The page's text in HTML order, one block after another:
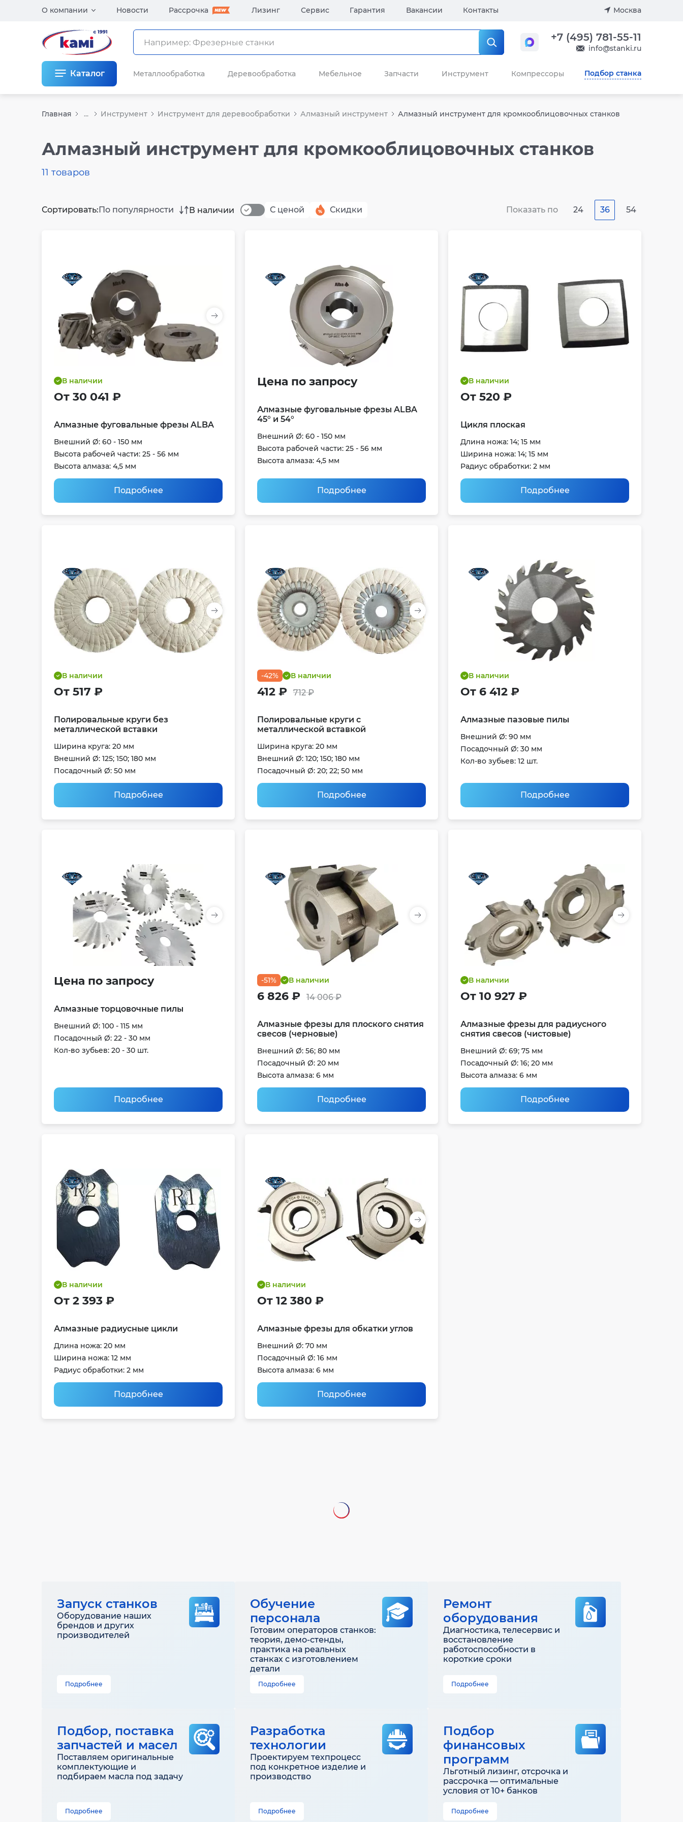
О компании Новости Рассрочка Лизинг Сервис Гарантия Вакансии Контакты Москва
+7 (495) 781-55-11
info@stanki.ru
Каталог Металлообработка Деревообработка Мебельное Запчасти Инструмент Компрессоры Подбор станка
Главная ... Инструмент Инструмент для деревообработки Алмазный инструмент Алмазный инструмент для кромкооблицовочных станков
Алмазный инструмент для кромкооблицовочных станков
11 товаров
Сортировать:По популярности В наличии С ценой Скидки Показать по 24 36 54
В наличии
От 30 041 ₽
Алмазные фуговальные фрезы ALBA
Внешний Ø: 60 - 150 мм
Высота рабочей части: 25 - 56 мм
Высота алмаза: 4,5 мм
Подробнее
Цена по запросу
Алмазные фуговальные фрезы ALBA
45° и 54°
Внешний Ø: 60 - 150 мм
Высота рабочей части: 25 - 56 мм
Высота алмаза: 4,5 мм
Подробнее
В наличии
От 520 ₽
Цикля плоская
Длина ножа: 14; 15 мм
Ширина ножа: 14; 15 мм
Радиус обработки: 2 мм
Подробнее
В наличии
От 517 ₽
Полировальные круги без
металлической вставки
Ширина круга: 20 мм
Внешний Ø: 125; 150; 180 мм
Посадочный Ø: 50 мм
Подробнее
-42% В наличии
412 ₽ 712 ₽
Полировальные круги с
металлической вставкой
Ширина круга: 20 мм
Внешний Ø: 120; 150; 180 мм
Посадочный Ø: 20; 22; 50 мм
Подробнее
В наличии
От 6 412 ₽
Алмазные пазовые пилы
Внешний Ø: 90 мм
Посадочный Ø: 30 мм
Кол-во зубьев: 12 шт.
Подробнее
Цена по запросу
Алмазные торцовочные пилы
Внешний Ø: 100 - 115 мм
Посадочный Ø: 22 - 30 мм
Кол-во зубьев: 20 - 30 шт.
Подробнее
-51% В наличии
6 826 ₽ 14 006 ₽
Алмазные фрезы для плоского снятия
свесов (черновые)
Внешний Ø: 56; 80 мм
Посадочный Ø: 20 мм
Высота алмаза: 6 мм
Подробнее
В наличии
От 10 927 ₽
Алмазные фрезы для радиусного
снятия свесов (чистовые)
Внешний Ø: 69; 75 мм
Посадочный Ø: 16; 20 мм
Высота алмаза: 6 мм
Подробнее
В наличии
От 2 393 ₽
Алмазные радиусные цикли
Длина ножа: 20 мм
Ширина ножа: 12 мм
Радиус обработки: 2 мм
Подробнее
В наличии
От 12 380 ₽
Алмазные фрезы для обкатки углов
Внешний Ø: 70 мм
Посадочный Ø: 16 мм
Высота алмаза: 6 мм
Подробнее
Запуск станков
Оборудование наших
брендов и других
производителей
Подробнее
Обучение
персонала
Готовим операторов станков:
теория, демо-стенды,
практика на реальных
станках с изготовлением
детали
Подробнее
Ремонт
оборудования
Диагностика, телесервис и
восстановление
работоспособности в
короткие сроки
Подробнее
Подбор, поставка
запчастей и масел
Поставляем оригинальные
комплектующие и
подбираем масла под задачу
Подробнее
Разработка
технологии
Проектируем техпроцесс
под конкретное изделие и
производство
Подробнее
Подбор
финансовых
программ
Льготный лизинг, отсрочка и
рассрочка — оптимальные
условия от 10+ банков
Подробнее